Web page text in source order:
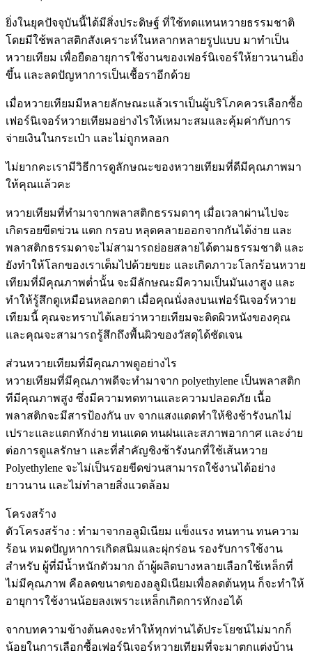
ยิ่งในยุคปัจจุบันนี้ได้มีสิ่งประดิษฐ์ ที่ใช้ทดแทนหวายธรรมชาติ
โดยมีใช้พลาสติกสังเคราะห์ในหลากหลายรูปแบบ มาทำเป็น
หวายเทียม เพื่อยืดอายุการใช้งานของเฟอร์นิเจอร์ให้ยาวนานยิ่ง
ขึ้น และลดปัญหาการเป็นเชื้อราอีกด้วย
เมื่อหวายเทียมมีหลายลักษณะแล้วเราเป็นผู้บริโภคควรเลือกซื้อ
เฟอร์นิเจอร์หวายเทียมอย่างไรให้เหมาะสมและคุ้มค่ากับการ
จ่ายเงินในกระเป๋า และไม่ถูกหลอก
ไม่ยากคะเรามีวิธีการดูลักษณะของหวายเทียมที่ดีมีคุณภาพมา
ให้คุณแล้วคะ
หวายเทียมที่ทำมาจากพลาสติกธรรมดาๆ เมื่อเวลาผ่านไปจะ
เกิดรอยขีดข่วน แตก กรอบ หลุดคลายออกจากกันได้ง่าย และ
พลาสติกธรรมดาจะไม่สามารถย่อยสลายได้ตามธรรมชาติ และ
ยังทำให้โลกของเราเต็มไปด้วยขยะ และเกิดภาวะโลกร้อนหวาย
เทียมที่มีคุณภาพต่ำนั้น จะมีลักษณะมีความเป็นมันเงาสูง และ
ทำให้รู้สึกดูเหมือนหลอกตา เมื่อคุณนั่งลงบนเฟอร์นิเจอร์หวาย
เทียมนี้ คุณจะทราบได้เลยว่าหวายเทียมจะติดผิวหนังของคุณ
และคุณจะสามารถรู้สึกถึงพื้นผิวของวัสดุได้ชัดเจน
ส่วนหวายเทียมที่มีคุณภาพดูอย่างไร
หวายเทียมที่มีคุณภาพดีจะทำมาจาก polyethylene เป็นพลาสติก
ทีมีคุณภาพสูง ซึ่งมีความทดทานและความปลอดภัย เนื้อ
พลาสติกจะมีสารป้องกัน uv จากแสงแดดทำให้ชิงช้ารังนกไม่
เปราะและแตกหักง่าย ทนแดด ทนฝนและสภาพอากาศ และง่าย
ต่อการดูแลรักษา และที่สำคัญชิงช้ารังนกที่ใช้เส้นหวาย
Polyethylene จะไม่เป็นรอยขีดข่วนสามารถใช้งานได้อย่าง
ยาวนาน และไม่ทำลายสิ่งแวดล้อม
โครงสร้าง
ตัวโครงสร้าง : ทำมาจากอลูมิเนียม แข็งแรง ทนทาน ทนความ
ร้อน หมดปัญหาการเกิดสนิมและผุ่กร่อน รองรับการใช้งาน
สำหรับ ผู้ที่มีน้ำหนักตัวมาก ถ้าผู้ผลิตบางหลายเลือกใช้เหล็กที่
ไม่มีคุณภาพ คือลดขนาดของอลูมิเนียมเพื่อลดต้นทุน ก็จะทำให้
อายุการใช้งานน้อยลงเพราะเหล็กเกิดการหักงอได้
จากบทความข้างต้นคงจะทำให้ทุกท่านได้ประโยชน์ไม่มากก็
น้อยในการเลือกซื้อเฟอร์นิเจอร์หวายเทียมที่จะมาตกแต่งบ้าน